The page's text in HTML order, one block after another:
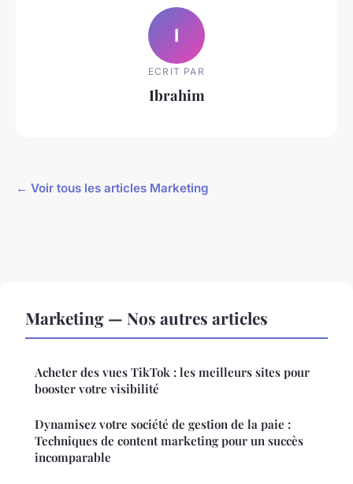
I
ECRIT PAR
Ibrahim
← Voir tous les articles Marketing
Marketing — Nos autres articles
Acheter des vues TikTok : les meilleurs sites pour
booster votre visibilité
Dynamisez votre société de gestion de la paie :
Techniques de content marketing pour un succès
incomparable